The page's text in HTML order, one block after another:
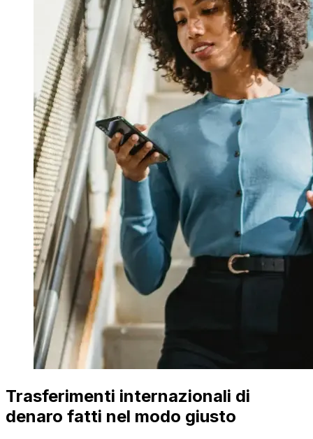
Trasferimenti internazionali di
denaro fatti nel modo giusto